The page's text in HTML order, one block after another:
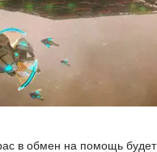
в обмен на помощь будет